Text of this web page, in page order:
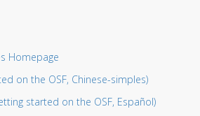
Homepage
on the OSF, Chinese-simples)
started on the OSF, Español)